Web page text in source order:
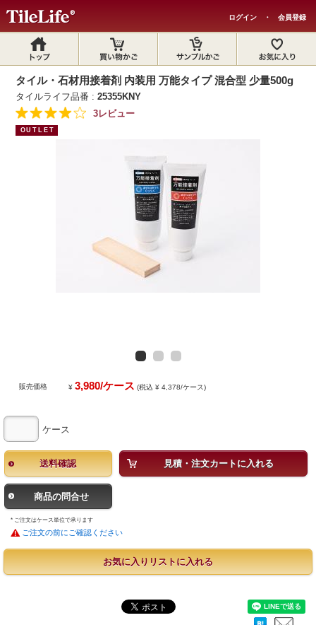
ログイン ・ 会員登録
タイル・石材用接着剤 内装用 万能タイプ 混合型 少量500g
タイルライフ品番 :25355KNY
3レビュー
OUTLET
販売価格 ¥3,980/ケース (税込 ¥ 4,378/ケース)
ケース
送料確認 見積・注文カートに入れる
商品の問合せ
* ご注文はケース単位で承ります
ご注文の前にご確認ください
お気に入りリストに入れる